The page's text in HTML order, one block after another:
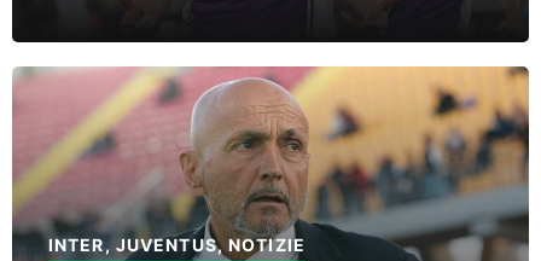
INTER, JUVENTUS,NOTIZIE